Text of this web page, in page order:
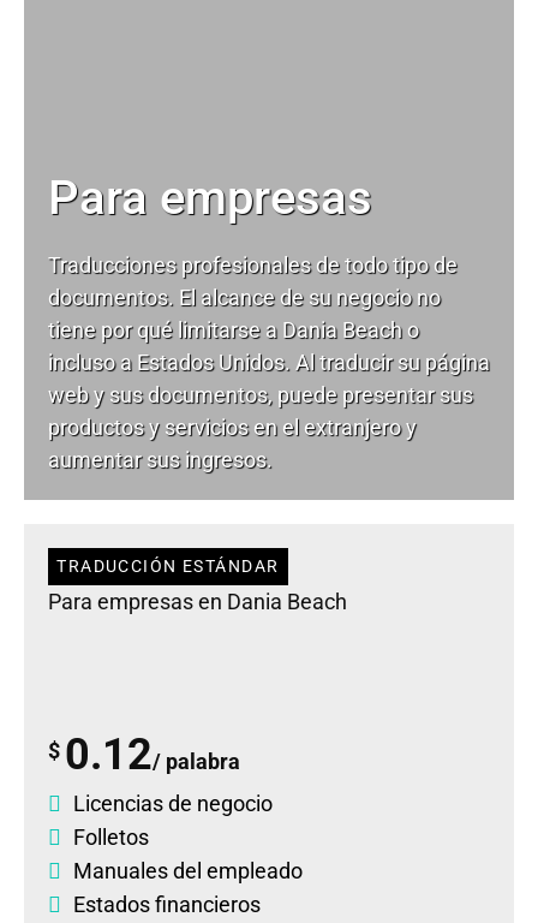
Para empresas
Traducciones profesionales de todo tipo de
documentos. El alcance de su negocio no
tiene por qué limitarse a Dania Beach o
incluso a Estados Unidos. Al traducir su página
web y sus documentos, puede presentar sus
productos y servicios en el extranjero y
aumentar sus ingresos.
TRADUCCIÓN ESTÁNDAR
Para empresas en Dania Beach
$ 0.12/ palabra
Licencias de negocio
Folletos
Manuales del empleado
Estados financieros